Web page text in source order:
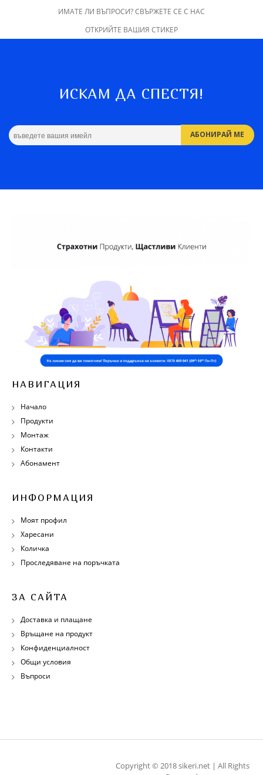
ИМАТЕ ЛИ ВЪПРОСИ? СВЪРЖЕТЕ СЕ С НАС
ОТКРИЙТЕ ВАШИЯ СТИКЕР
ИСКАМ ДА СПЕСТЯ!
НАВИГАЦИЯ
Начало
Продукти
Монтаж
Контакти
Абонамент
ИНФОРМАЦИЯ
Моят профил
Харесани
Количка
Проследяване на поръчката
ЗА САЙТА
Доставка и плащане
Връщане на продукт
Конфиденциалност
Общи условия
Въпроси
Copyright © 2018 sikeri.net | All Rights